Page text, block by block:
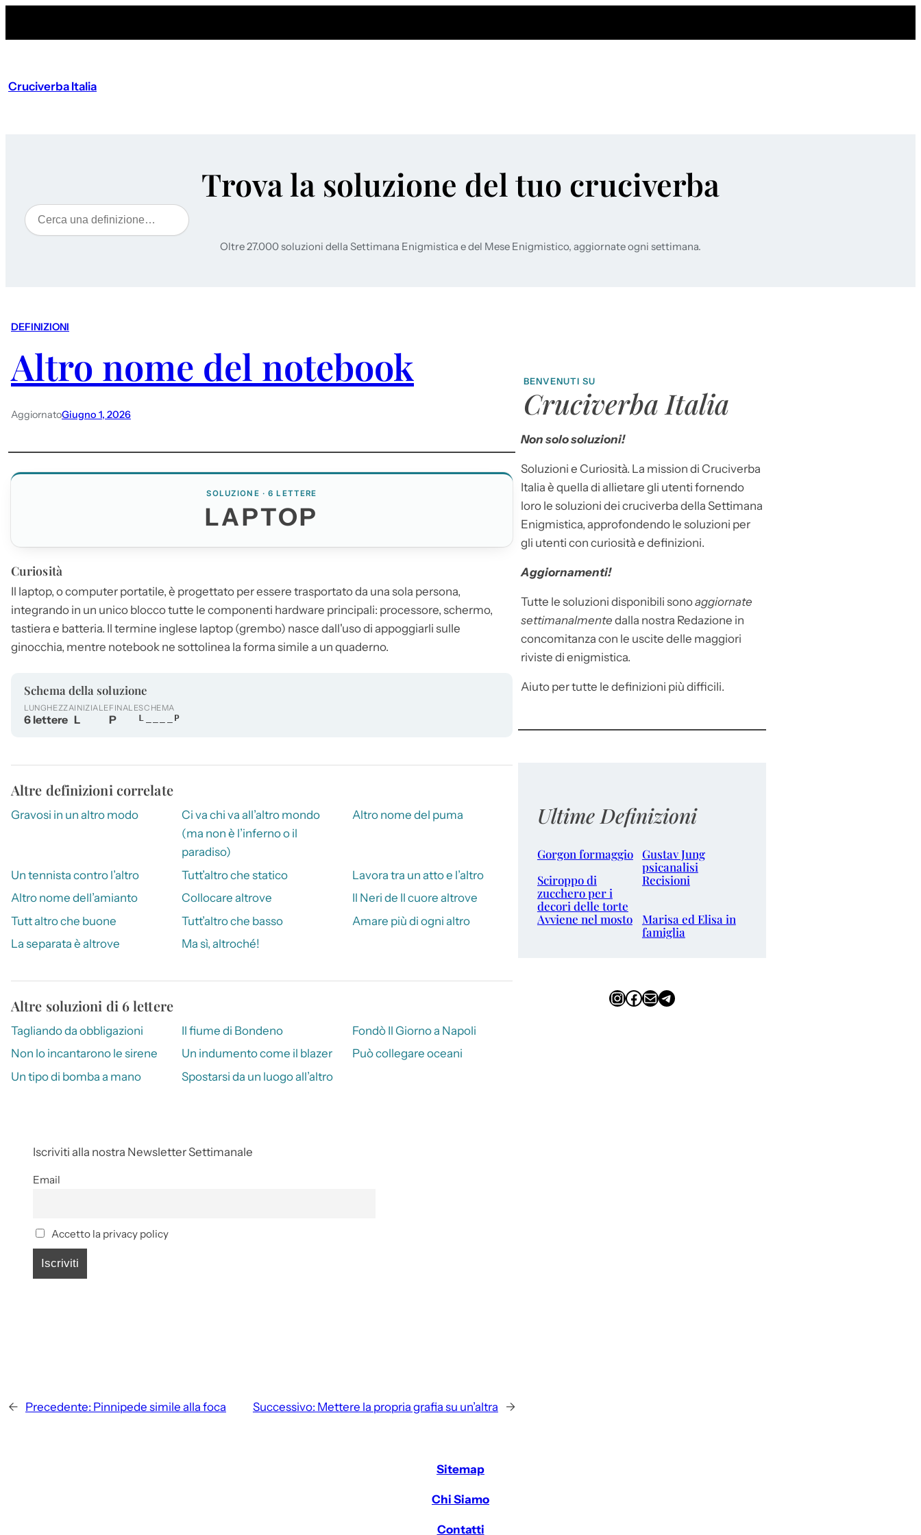
Cruciverba Italia
Trova la soluzione del tuo cruciverba
Cerca
Oltre 27.000 soluzioni della Settimana Enigmistica e del Mese Enigmistico, aggiornate ogni settimana.
DEFINIZIONI
Altro nome del notebook
AggiornatoGiugno 1, 2026
SOLUZIONE · 6 LETTERE
LAPTOP
Curiosità
Il laptop, o computer portatile, è progettato per essere trasportato da una sola persona,
integrando in un unico blocco tutte le componenti hardware principali: processore, schermo,
tastiera e batteria. Il termine inglese laptop (grembo) nasce dall'uso di appoggiarli sulle
ginocchia, mentre notebook ne sottolinea la forma simile a un quaderno.
Schema della soluzione
LUNGHEZZA
6 lettere
INIZIALE
L
FINALE
P
SCHEMA
L____P
Altre definizioni correlate
Gravosi in un altro modo
Ci va chi va all’altro mondo
(ma non è l’inferno o il
paradiso)
Altro nome del puma
Un tennista contro l’altro Tutt’altro che statico
Lavora tra un atto e l’altro
Altro nome dell’amianto
Collocare altrove
Il Neri de Il cuore altrove
Tutt altro che buone
Tutt’altro che basso
Amare più di ogni altro
La separata è altrove
Ma sì, altroché!
Altre soluzioni di 6 lettere
Tagliando da obbligazioni Il fiume di Bondeno
Fondò Il Giorno a Napoli
Non lo incantarono le sirene
Un indumento come il blazer
Può collegare oceani
Un tipo di bomba a mano
Spostarsi da un luogo all’altro
Iscriviti alla nostra Newsletter Settimanale
Email
Accetto la privacy policy
← Precedente: Pinnipede simile alla foca Successivo: Mettere la propria grafia su un’altra →
BENVENUTI SU
Cruciverba Italia
Non solo soluzioni!
Soluzioni e Curiosità. La mission di Cruciverba
Italia è quella di allietare gli utenti fornendo
loro le soluzioni dei cruciverba della Settimana
Enigmistica, approfondendo le soluzioni per
gli utenti con curiosità e definizioni.
Aggiornamenti!
Tutte le soluzioni disponibili sonoaggiornate
settimanalmente dalla nostra Redazione in
concomitanza con le uscite delle maggiori
riviste di enigmistica.
Aiuto per tutte le definizioni più difficili.
Ultime Definizioni
Gorgon formaggio Gustav Jung
psicanalisi
Sciroppo di
zucchero per i
decori delle torte
Recisioni
Avviene nel mosto
Marisa ed Elisa in
famiglia
InstagramFacebook Email Telegram
Sitemap
Chi Siamo
Contatti